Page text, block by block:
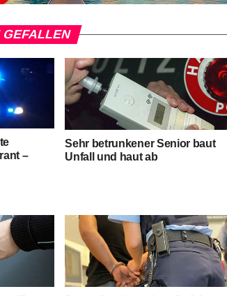
GEFALLEN
–
Sehr betrunkener Senior baut
Unfall und haut ab